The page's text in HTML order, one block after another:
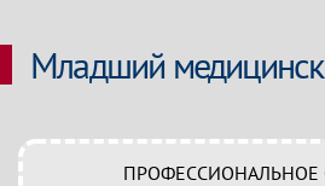
Младший
ПРОФЕССИОНАЛЬНОЕ